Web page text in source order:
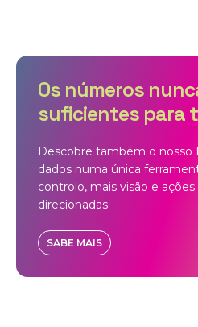
Os números
suficientes para
Descobre também o nosso
dados numa única
controlo, mais visão e
direcionadas.
SABE MAIS